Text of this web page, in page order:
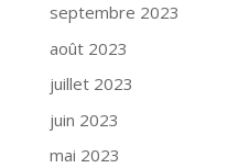
septembre 2023
août 2023
juillet 2023
juin 2023
mai 2023